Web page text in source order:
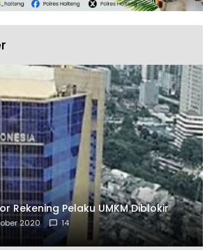
Rekening Pelaku UMKM Diblokir
2020 14